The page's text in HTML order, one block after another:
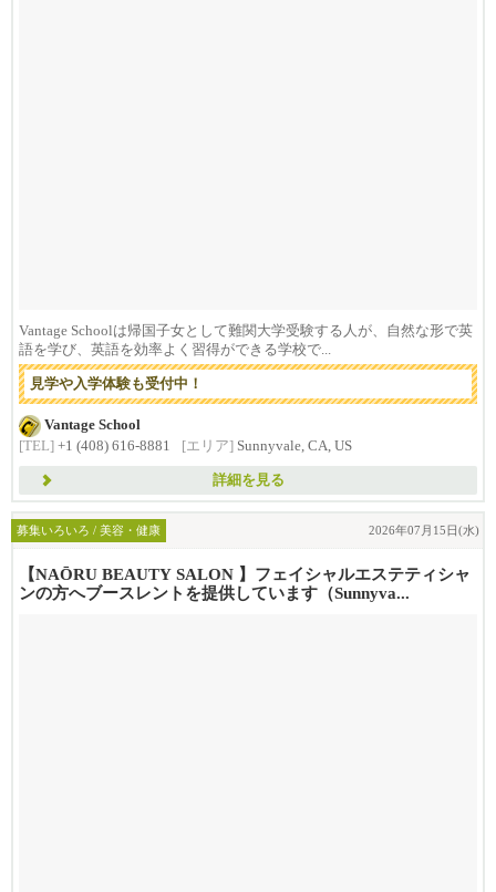
Vantage Schoolは帰国子女として難関大学受験する人が、自然な形で英
語を学び、英語を効率よく習得ができる学校で...
見学や入学体験も受付中！
Vantage School
[TEL] +1 (408) 616-8881 [エリア] Sunnyvale, CA, US
詳細を見る
募集いろいろ / 美容・健康 2026年07月15日(水)
【NAŌRU BEAUTY SALON 】フェイシャルエステティシャ
ンの方へブースレントを提供しています（Sunnyva...